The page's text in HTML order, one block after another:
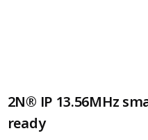
2N® IP 13.56MHz
ready